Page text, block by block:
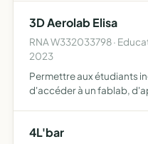
3D Aerolab Elisa
RNA W332033798 ·
2023
Permettre aux étudiants
d'accéder à un fablab,
3…
4L'bar